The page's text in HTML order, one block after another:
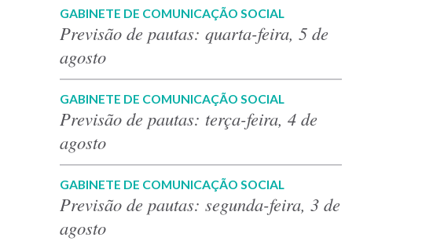
GABINETE DE COMUNICAÇÃO SOCIAL
Previsão de pautas: quarta-feira, 5 de
agosto
GABINETE DE COMUNICAÇÃO SOCIAL
Previsão de pautas: terça-feira, 4 de
agosto
GABINETE DE COMUNICAÇÃO SOCIAL
Previsão de pautas: segunda-feira, 3 de
agosto